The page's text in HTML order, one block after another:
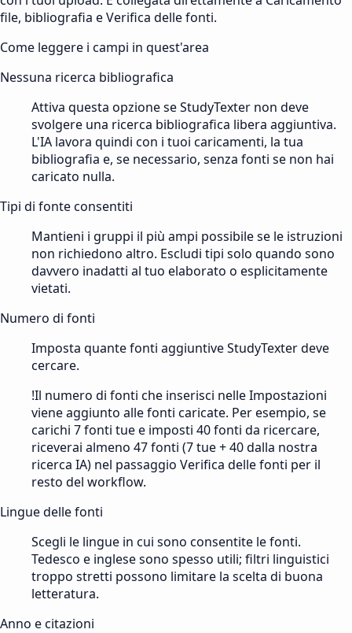
file, bibliografia e Verifica delle fonti.
Come leggere i campi in quest'area
Nessuna ricerca bibliografica
Attiva questa opzione se StudyTexter non deve
svolgere una ricerca bibliografica libera aggiuntiva.
L'IA lavora quindi con i tuoi caricamenti, la tua
bibliografia e, se necessario, senza fonti se non hai
caricato nulla.
Tipi di fonte consentiti
Mantieni i gruppi il più ampi possibile se le istruzioni
non richiedono altro. Escludi tipi solo quando sono
davvero inadatti al tuo elaborato o esplicitamente
vietati.
Numero di fonti
Imposta quante fonti aggiuntive StudyTexter deve
cercare.
!Il numero di fonti che inserisci nelle Impostazioni
viene aggiunto alle fonti caricate. Per esempio, se
carichi 7 fonti tue e imposti 40 fonti da ricercare,
riceverai almeno 47 fonti (7 tue + 40 dalla nostra
ricerca IA) nel passaggio Verifica delle fonti per il
resto del workflow.
Lingue delle fonti
Scegli le lingue in cui sono consentite le fonti.
Tedesco e inglese sono spesso utili; filtri linguistici
troppo stretti possono limitare la scelta di buona
letteratura.
Anno e citazioni